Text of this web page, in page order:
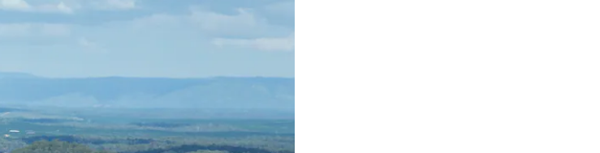
las flechas hacia arriba y hacia abajo, o bien tocando y deslizando la pantalla.